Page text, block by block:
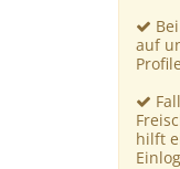
auf
hilft